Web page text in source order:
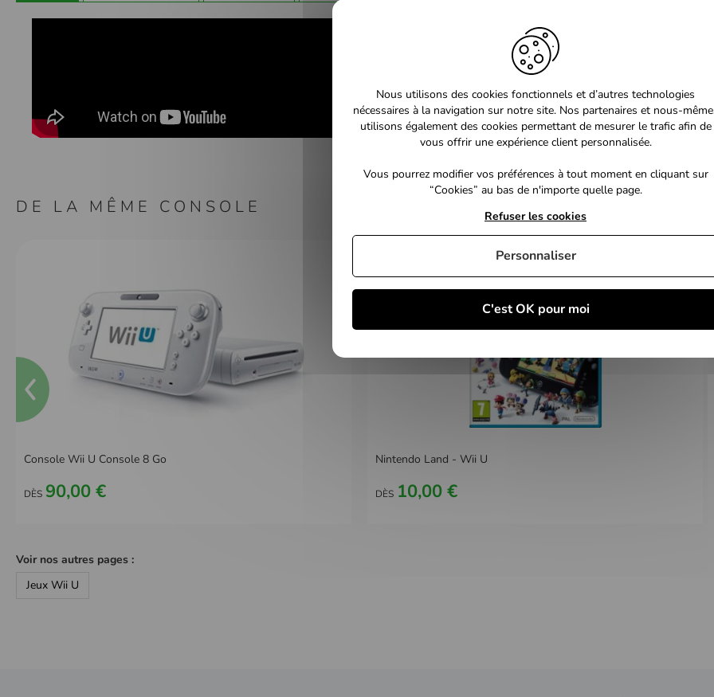
Galerie
DE LA MÊME CONSOLE
Console Wii U Console 8 Go
DÈS 90,00 €
Nintendo Land - Wii U
DÈS 10,00 €
Voir nos autres pages :
Jeux Wii U
Nous utilisons des cookies fonctionnels et d’autres technologies
nécessaires à la navigation sur notre site. Nos partenaires et nous-
utilisons également des cookies permettant de mesurer le trafic afin de
vous offrir une expérience client personnalisée.
Vous pourrez modifier vos préférences à tout moment en cliquant sur
“Cookies” au bas de n'importe quelle page.
C'est OK pour moi
Refuser les cookies
Personnaliser